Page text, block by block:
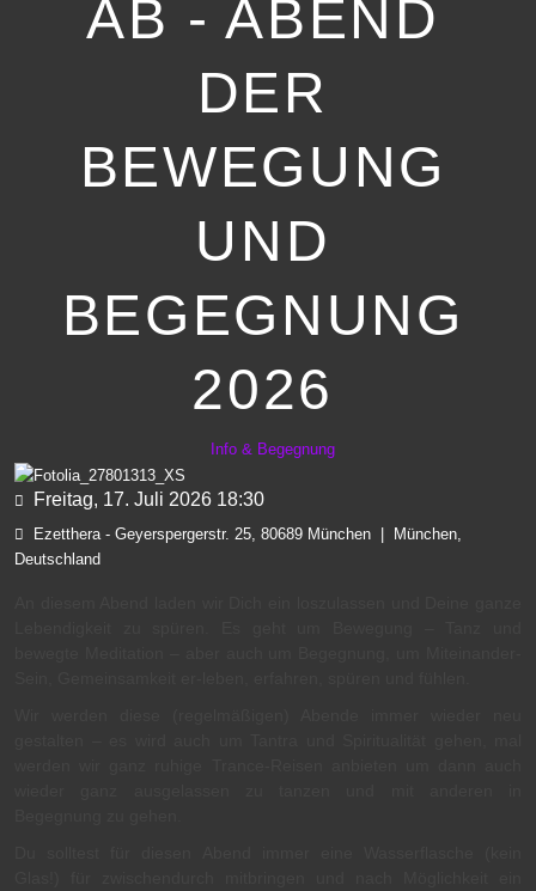
AB - ABEND
DER
BEWEGUNG
UND
BEGEGNUNG
2026
Info & Begegnung
Freitag, 17. Juli 2026 18:30
Ezetthera - Geyerspergerstr. 25, 80689 München
München,
Deutschland